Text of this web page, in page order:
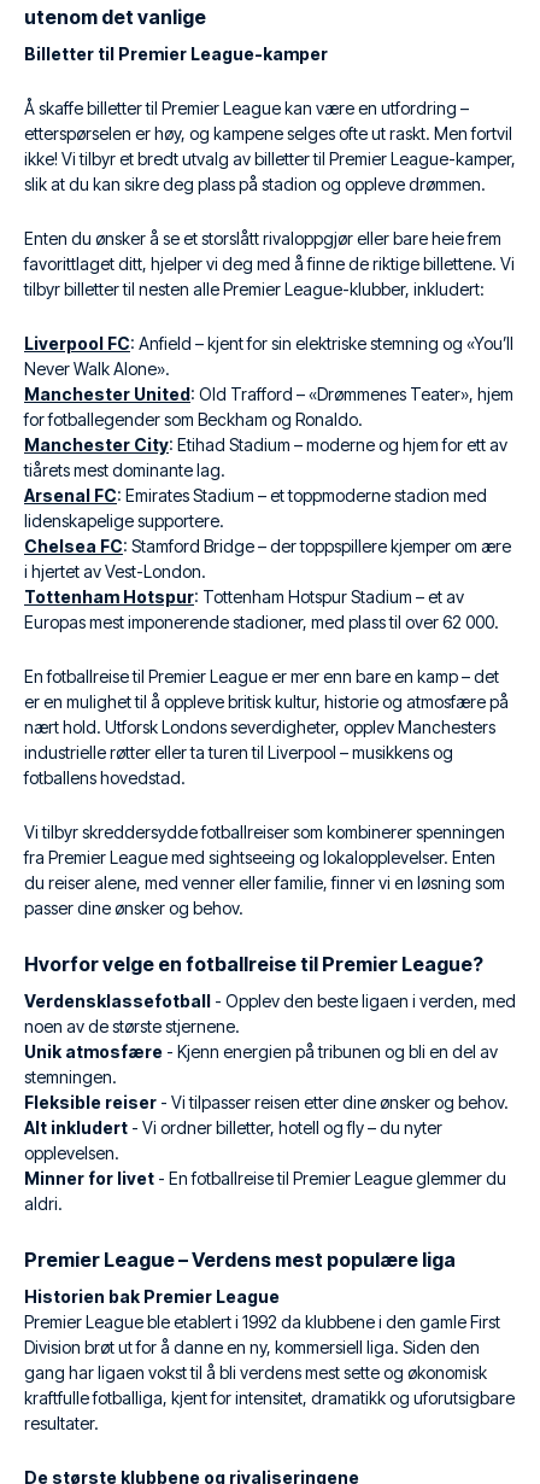
utenom det vanlige
Billetter til Premier League-kamper
Å skaffe billetter til Premier League kan være en utfordring –
etterspørselen er høy, og kampene selges ofte ut raskt. Men fortvil
ikke! Vi tilbyr et bredt utvalg av billetter til Premier League-kamper,
slik at du kan sikre deg plass på stadion og oppleve drømmen.
Enten du ønsker å se et storslått rivaloppgjør eller bare heie frem
favorittlaget ditt, hjelper vi deg med å finne de riktige billettene. Vi
tilbyr billetter til nesten alle Premier League-klubber, inkludert:
Liverpool FC: Anfield – kjent for sin elektriske stemning og «You’ll
Never Walk Alone».
Manchester United: Old Trafford – «Drømmenes Teater», hjem
for fotballegender som Beckham og Ronaldo.
Manchester City: Etihad Stadium – moderne og hjem for ett av
tiårets mest dominante lag.
Arsenal FC: Emirates Stadium – et toppmoderne stadion med
lidenskapelige supportere.
Chelsea FC: Stamford Bridge – der toppspillere kjemper om ære
i hjertet av Vest-London.
Tottenham Hotspur: Tottenham Hotspur Stadium – et av
Europas mest imponerende stadioner, med plass til over 62 000.
En fotballreise til Premier League er mer enn bare en kamp – det
er en mulighet til å oppleve britisk kultur, historie og atmosfære på
nært hold. Utforsk Londons severdigheter, opplev Manchesters
industrielle røtter eller ta turen til Liverpool – musikkens og
fotballens hovedstad.
Vi tilbyr skreddersydde fotballreiser som kombinerer spenningen
fra Premier League med sightseeing og lokalopplevelser. Enten
du reiser alene, med venner eller familie, finner vi en løsning som
passer dine ønsker og behov.
Hvorfor velge en fotballreise til Premier League?
Verdensklassefotball - Opplev den beste ligaen i verden, med
noen av de største stjernene.
Unik atmosfære - Kjenn energien på tribunen og bli en del av
stemningen.
Fleksible reiser - Vi tilpasser reisen etter dine ønsker og behov.
Alt inkludert - Vi ordner billetter, hotell og fly – du nyter
opplevelsen.
Minner for livet - En fotballreise til Premier League glemmer du
aldri.
Premier League – Verdens mest populære liga
Historien bak Premier League
Premier League ble etablert i 1992 da klubbene i den gamle First
Division brøt ut for å danne en ny, kommersiell liga. Siden den
gang har ligaen vokst til å bli verdens mest sette og økonomisk
kraftfulle fotballiga, kjent for intensitet, dramatikk og uforutsigbare
resultater.
De største klubbene og rivaliseringene